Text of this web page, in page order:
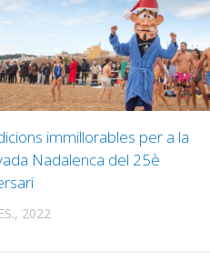
immillorables per a la
Nadalenca del 25è
2022